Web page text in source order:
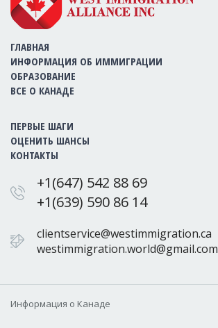
ГЛАВНАЯ
ИНФОРМАЦИЯ ОБ ИММИГРАЦИИ
ОБРАЗОВАНИЕ
ВСЕ О КАНАДЕ
ПЕРВЫЕ ШАГИ
ОЦЕНИТЬ ШАНСЫ
КОНТАКТЫ
+1(647) 542 88 69
+1(639) 590 86 14
clientservice@westimmigration.ca
westimmigration.world@gmail.com
Информация о Канаде